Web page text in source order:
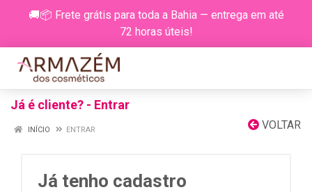
🚚📦 Frete grátis para toda a Bahia — entrega em até
72 horas úteis!
Já é cliente? - Entrar
VOLTAR
INÍCIO ENTRAR
Já tenho cadastro